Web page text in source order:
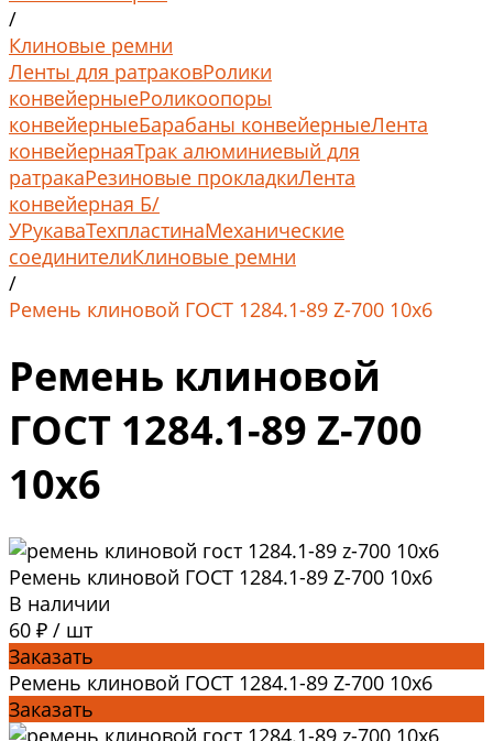
/
Клиновые ремни
Ленты для ратраковРолики
конвейерныеРоликоопоры
конвейерныеБарабаны конвейерныеЛента
конвейернаяТрак алюминиевый для
ратракаРезиновые прокладкиЛента
конвейерная Б/
УРукаваТехпластинаМеханические
соединителиКлиновые ремни
/
Ремень клиновой ГОСТ 1284.1-89 Z-700 10x6
Ремень клиновой
ГОСТ 1284.1-89 Z-700
10x6
Ремень клиновой ГОСТ 1284.1-89 Z-700 10x6
В наличии
60 ₽ / шт
Заказать
Ремень клиновой ГОСТ 1284.1-89 Z-700 10x6
Заказать